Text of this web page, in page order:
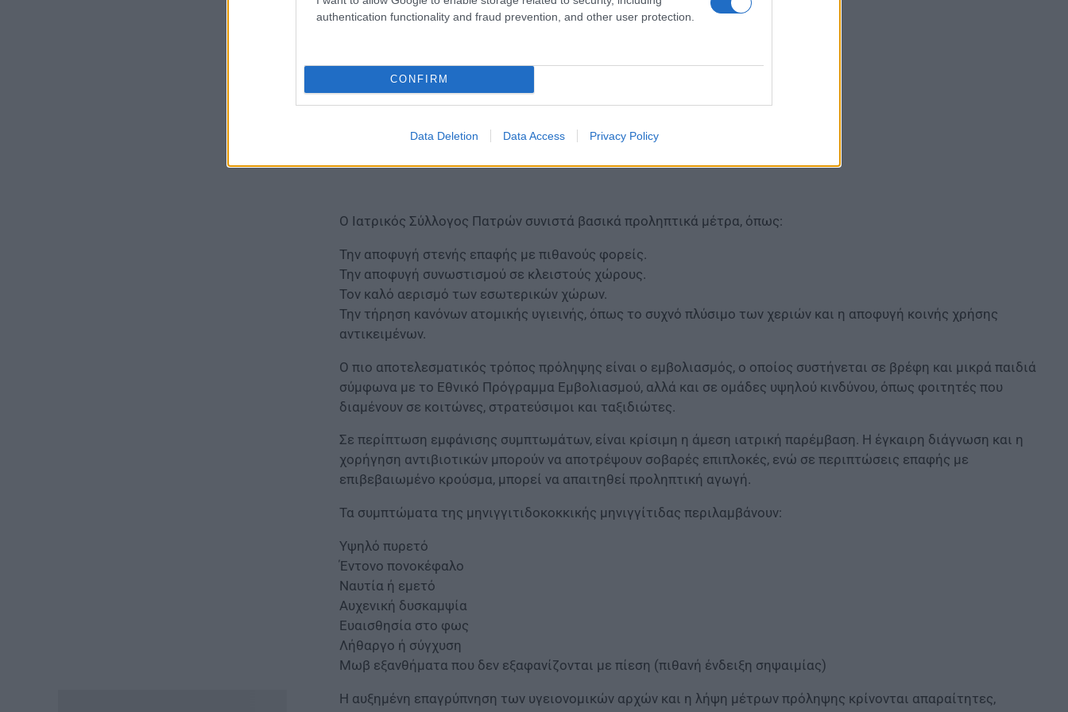
authentication functionality and fraud prevention, and other user protection.
CONFIRM
Data Deletion Data Access Privacy Policy
Ο Ιατρικός Σύλλογος Πατρών συνιστά βασικά προληπτικά μέτρα, όπως:
Την αποφυγή στενής επαφής με πιθανούς φορείς.
Την αποφυγή συνωστισμού σε κλειστούς χώρους.
Τον καλό αερισμό των εσωτερικών χώρων.
Την τήρηση κανόνων ατομικής υγιεινής, όπως το συχνό πλύσιμο των χεριών και η αποφυγή κοινής χρήσης
αντικειμένων.
Ο πιο αποτελεσματικός τρόπος πρόληψης είναι ο εμβολιασμός, ο οποίος συστήνεται σε βρέφη και μικρά παιδιά
σύμφωνα με το Εθνικό Πρόγραμμα Εμβολιασμού, αλλά και σε ομάδες υψηλού κινδύνου, όπως φοιτητές που
διαμένουν σε κοιτώνες, στρατεύσιμοι και ταξιδιώτες.
Σε περίπτωση εμφάνισης συμπτωμάτων, είναι κρίσιμη η άμεση ιατρική παρέμβαση. Η έγκαιρη διάγνωση και η
χορήγηση αντιβιοτικών μπορούν να αποτρέψουν σοβαρές επιπλοκές, ενώ σε περιπτώσεις επαφής με
επιβεβαιωμένο κρούσμα, μπορεί να απαιτηθεί προληπτική αγωγή.
Τα συμπτώματα της μηνιγγιτιδοκοκκικής μηνιγγίτιδας περιλαμβάνουν:
Υψηλό πυρετό
Έντονο πονοκέφαλο
Ναυτία ή εμετό
Αυχενική δυσκαμψία
Ευαισθησία στο φως
Λήθαργο ή σύγχυση
Μωβ εξανθήματα που δεν εξαφανίζονται με πίεση (πιθανή ένδειξη σηψαιμίας)
Η αυξημένη επαγρύπνηση των υγειονομικών αρχών και η λήψη μέτρων πρόληψης κρίνονται απαραίτητες,